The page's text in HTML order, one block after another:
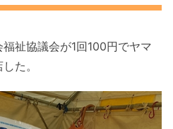
祉協議会が1回100円でヤマ
た。